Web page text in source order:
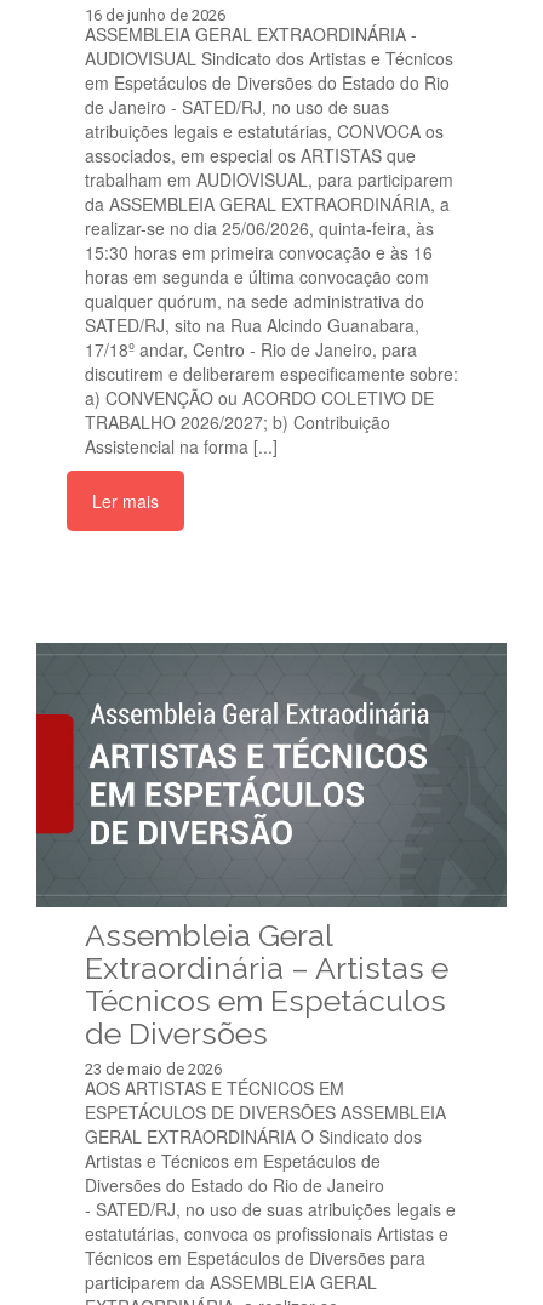
16 de junho de 2026
ASSEMBLEIA GERAL EXTRAORDINÁRIA -
AUDIOVISUAL Sindicato dos Artistas e Técnicos
em Espetáculos de Diversões do Estado do Rio
de Janeiro - SATED/RJ, no uso de suas
atribuições legais e estatutárias, CONVOCA os
associados, em especial os ARTISTAS que
trabalham em AUDIOVISUAL, para participarem
da ASSEMBLEIA GERAL EXTRAORDINÁRIA, a
realizar-se no dia 25/06/2026, quinta-feira, às
15:30 horas em primeira convocação e às 16
horas em segunda e última convocação com
qualquer quórum, na sede administrativa do
SATED/RJ, sito na Rua Alcindo Guanabara,
17/18º andar, Centro - Rio de Janeiro, para
discutirem e deliberarem especificamente sobre:
a) CONVENÇÃO ou ACORDO COLETIVO DE
TRABALHO 2026/2027; b) Contribuição
Assistencial na forma [...]
Ler mais
Assembleia Geral
Extraordinária – Artistas e
Técnicos em Espetáculos
de Diversões
23 de maio de 2026
AOS ARTISTAS E TÉCNICOS EM
ESPETÁCULOS DE DIVERSÕES ASSEMBLEIA
GERAL EXTRAORDINÁRIA O Sindicato dos
Artistas e Técnicos em Espetáculos de
Diversões do Estado do Rio de Janeiro
- SATED/RJ, no uso de suas atribuições legais e
estatutárias, convoca os profissionais Artistas e
Técnicos em Espetáculos de Diversões para
participarem da ASSEMBLEIA GERAL